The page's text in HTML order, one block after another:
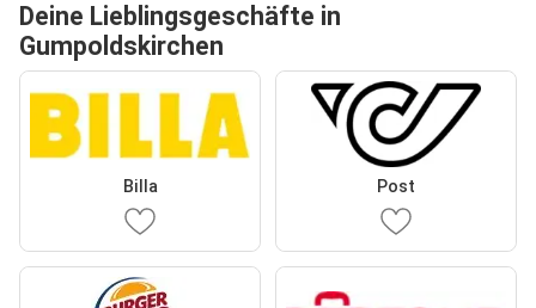
Deine Lieblingsgeschäfte in
Gumpoldskirchen
Billa Post